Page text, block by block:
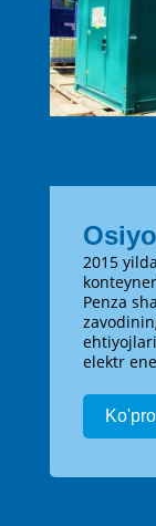
2015
Penza
elektr